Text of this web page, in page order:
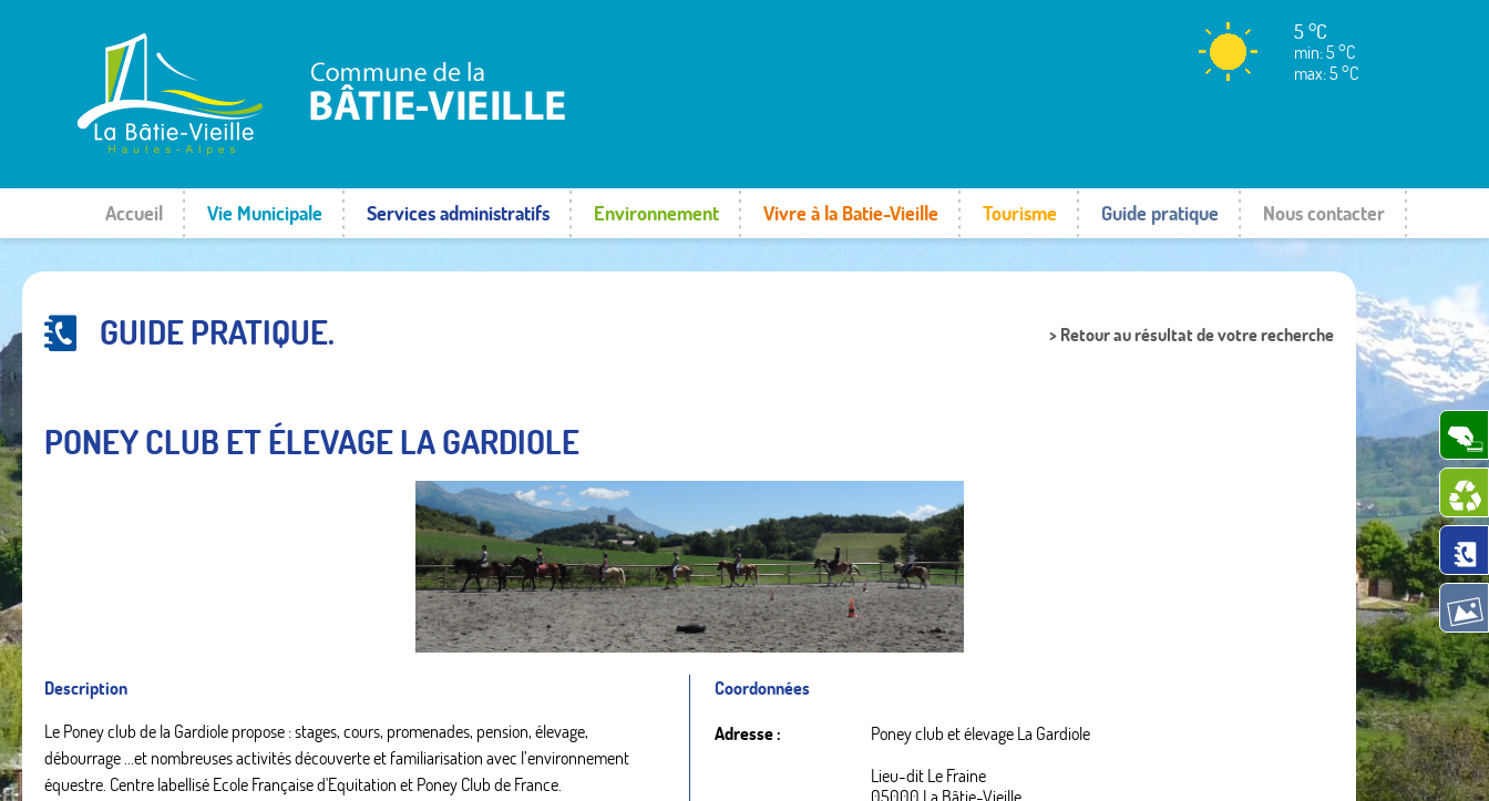
5 °C
min: 5 °C
max: 5 °C
Accueil Vie Municipale Services administratifs Environnement Vivre à la Batie-Vieille Tourisme Guide pratique Nous contacter
GUIDE PRATIQUE. > Retour au résultat de votre recherche
PONEY CLUB ET ÉLEVAGE LA GARDIOLE
Description
Le Poney club de la Gardiole propose : stages, cours, promenades, pension, élevage,
débourrage ...et nombreuses activités découverte et familiarisation avec l’environnement
équestre. Centre labellisé Ecole Française d'Equitation et Poney Club de France.
Coordonnées
Adresse :
Poney club et élevage La Gardiole
Lieu-dit Le Fraine
05000 La Bâtie-Vieille